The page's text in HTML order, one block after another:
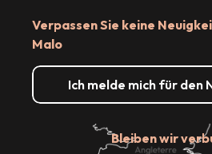
Verpassen Sie keine
Malo
Ich melde mich für den
Bleiben wir